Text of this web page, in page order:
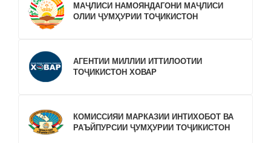
МАҶЛИСИ НАМОЯНДАГОНИ МАҶЛИСИ
ОЛИИ ҶУМҲУРИИ ТОҶИКИСТОН
АГЕНТИИ МИЛЛИИ ИТТИЛООТИИ
ТОҶИКИСТОН ХОВАР
КОМИССИЯИ МАРКАЗИИ ИНТИХОБОТ ВА
РАЪЙПУРСИИ ҶУМҲУРИИ ТОҶИКИСТОН